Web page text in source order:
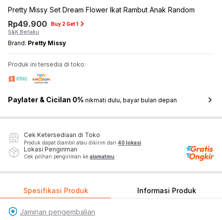
Pretty Missy Set Dream Flower Ikat Rambut Anak Random
Rp49.900
Buy 2 Get 1
S&K Berlaku
Brand: Pretty Missy
Produk ini tersedia di toko:
Paylater & Cicilan 0% nikmati dulu, bayar bulan depan
Cek Ketersediaan di Toko
Produk dapat diambil atau dikirim dari 40 lokasi
Lokasi Pengiriman
Cek pilihan pengiriman ke alamatmu
Spesifikasi Produk Informasi Produk
Jaminan pengembalian